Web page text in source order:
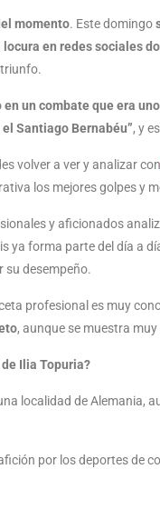
momento. Este domingo
locura en redes sociales
en un combate que era
Santiago Bernabéu”, y
volver a ver y analizar con
los mejores golpes y
y aficionados
ya forma parte del día a
su desempeño.
profesional es muy
, aunque se muestra
Ilia Topuria?
localidad de Alemania,
por los deportes de